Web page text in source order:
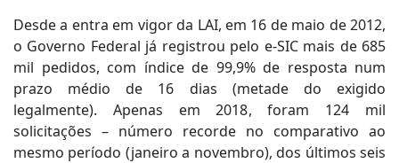
Desde a entra em vigor da LAI, em 16 de maio de 2012,
o Governo Federal já registrou pelo e-SIC mais de 685
mil pedidos, com índice de 99,9% de resposta num
prazo médio de 16 dias (metade do exigido
legalmente). Apenas em 2018, foram 124 mil
solicitações – número recorde no comparativo ao
mesmo período (janeiro a novembro), dos últimos seis